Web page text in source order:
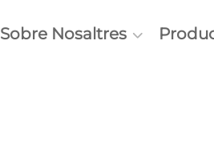
Sobre Nosaltres